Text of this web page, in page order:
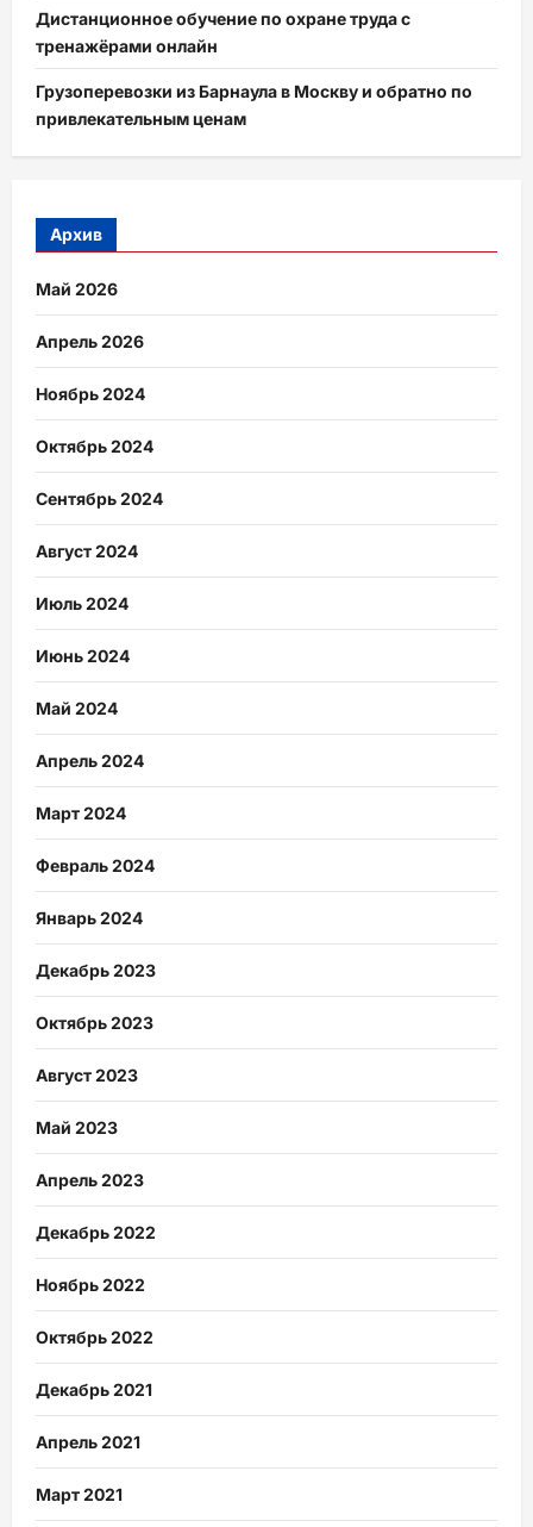
Дистанционное обучение по охране труда с
тренажёрами онлайн
Грузоперевозки из Барнаула в Москву и обратно по
привлекательным ценам
Архив
Май 2026
Апрель 2026
Ноябрь 2024
Октябрь 2024
Сентябрь 2024
Август 2024
Июль 2024
Июнь 2024
Май 2024
Апрель 2024
Март 2024
Февраль 2024
Январь 2024
Декабрь 2023
Октябрь 2023
Август 2023
Май 2023
Апрель 2023
Декабрь 2022
Ноябрь 2022
Октябрь 2022
Декабрь 2021
Апрель 2021
Март 2021